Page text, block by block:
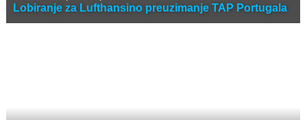
Lobiranje za Lufthansino preuzimanje TAP Portugala